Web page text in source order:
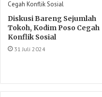
Diskusi Bareng Sejumlah
Tokoh, Kodim Poso Cegah
Konflik Sosial
31 Juli 2024